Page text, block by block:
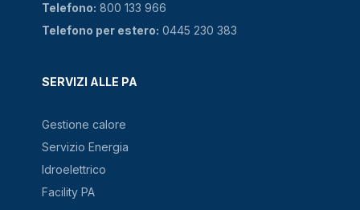
SERVIZI ALLE PA
Gestione calore
Servizio Energia
Idroelettrico
Facility PA
Telefono: 800 133 966
Telefono per estero: 0445 230 383